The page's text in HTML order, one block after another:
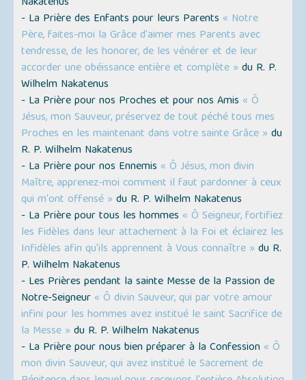
- La Prière des Enfants pour leurs Parents « Notre
Père, faites-moi la Grâce d'aimer mes Parents avec
tendresse, de les honorer, de les vénérer et de leur
accorder une obéissance entière et complète » du R. P.
Wilhelm Nakatenus
- La Prière pour nos Proches et pour nos Amis « Ô
Jésus, mon Sauveur, préservez de tout péché tous mes
Proches en les maintenant dans votre sainte Grâce » du
R. P. Wilhelm Nakatenus
- La Prière pour nos Ennemis « Ô Jésus, mon divin
Maître, apprenez-moi comment il faut pardonner à ceux
qui m'ont offensé » du R. P. Wilhelm Nakatenus
- La Prière pour tous les hommes « Ô Seigneur, fortifiez
les Fidèles dans leur attachement à la Foi et éclairez les
Infidèles afin qu'ils apprennent à Vous connaître » du R.
P. Wilhelm Nakatenus
- Les Prières pendant la sainte Messe de la Passion de
Notre-Seigneur « Ô divin Sauveur, qui par votre amour
infini pour les hommes avez institué le saint Sacrifice de
la Messe » du R. P. Wilhelm Nakatenus
- La Prière pour nous bien préparer à la Confession « Ô
mon divin Sauveur, qui avez institué le Sacrement de